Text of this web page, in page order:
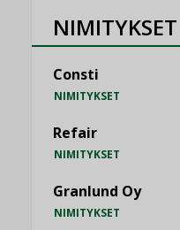
NIMITYKSET
Consti
NIMITYKSET
Refair
NIMITYKSET
Granlund Oy
NIMITYKSET